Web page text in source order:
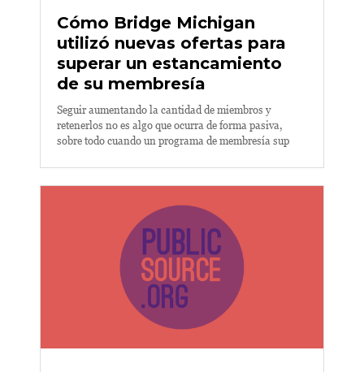
Cómo Bridge Michigan
utilizó nuevas ofertas para
superar un estancamiento
de su membresía
Seguir aumentando la cantidad de miembros y
retenerlos no es algo que ocurra de forma pasiva,
sobre todo cuando un programa de membresía sup